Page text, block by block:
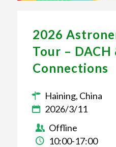
2026
Tour – DACH
Connections
Haining, China
2026/3/11
Offline
10:00-17:00